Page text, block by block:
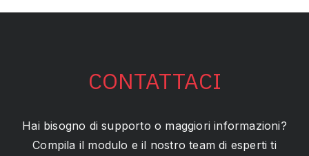
CONTATTACI
Hai bisogno di supporto o maggiori informazioni?
Compila il modulo e il nostro team di esperti ti